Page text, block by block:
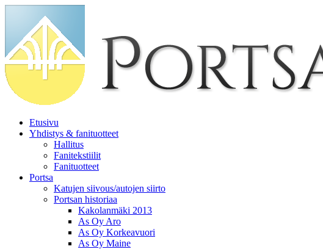
Etusivu
Yhdistys & fanituotteet
Hallitus
Fanitekstiilit
Fanituotteet
Portsa
Katujen siivous/autojen siirto
Portsan historiaa
Kakolanmäki 2013
As Oy Aro
As Oy Korkeavuori
As Oy Maine